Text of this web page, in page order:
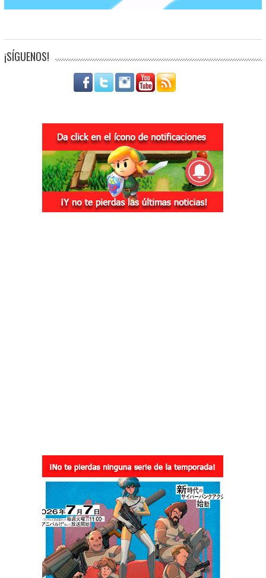
¡SÍGUENOS!